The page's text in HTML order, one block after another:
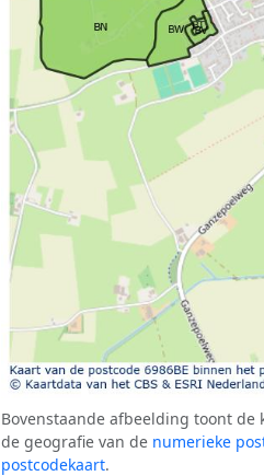
Bovenstaande afbeelding toont de
de geografie van de numerieke
postcodekaart.